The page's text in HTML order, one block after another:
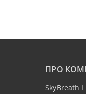
ПРО
SkyBreath І